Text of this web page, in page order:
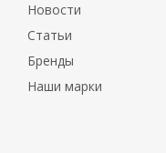
Новости
Статьи
Бренды
Наши марки